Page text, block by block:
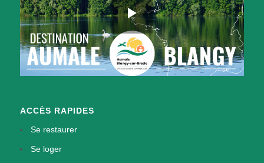
ACCÈS RAPIDES
Se restaurer
Se loger